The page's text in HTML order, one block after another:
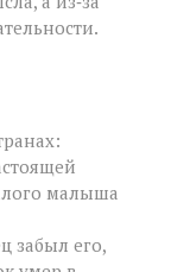
малыша
забыл его,